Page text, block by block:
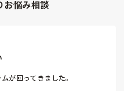
お悩み相談
が回ってきました。